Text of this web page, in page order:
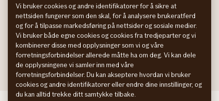
Jobbe i If
Din karriere hos If
Studenter og nyutdannede
Ledige stillinger
Kontakt oss
Kundeservice privatkunder
Kundeservice
bedriftskunder
Vi bruker cookies og andre identifikatorer for å sikre at
nettsiden fungerer som den skal, for å analysere brukeratferd
og for å tilpasse markedsføring på nettsider og sosiale medier.
Vi bruker både egne cookies og cookies fra tredjeparter og vi
kombinerer disse med opplysninger som vi og våre
forretningsforbindelser allerede måtte ha om deg. Vi kan dele
de opplysningene vi samler inn med våre
forretningsforbindelser. Du kan akseptere hvordan vi bruker
cookies og andre identifikatorer eller endre dine innstillinger, og
du kan alltid trekke ditt samtykke tilbake.